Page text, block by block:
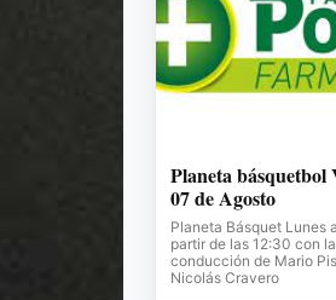
Planeta básquetbol
07 de Agosto
Planeta Básquet Lunes
partir de las 12:30 con la
conducción de Mario
Nicolás Cravero